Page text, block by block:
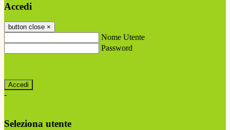
Accedi
button close ×
Nome Utente
Password
-
Seleziona utente